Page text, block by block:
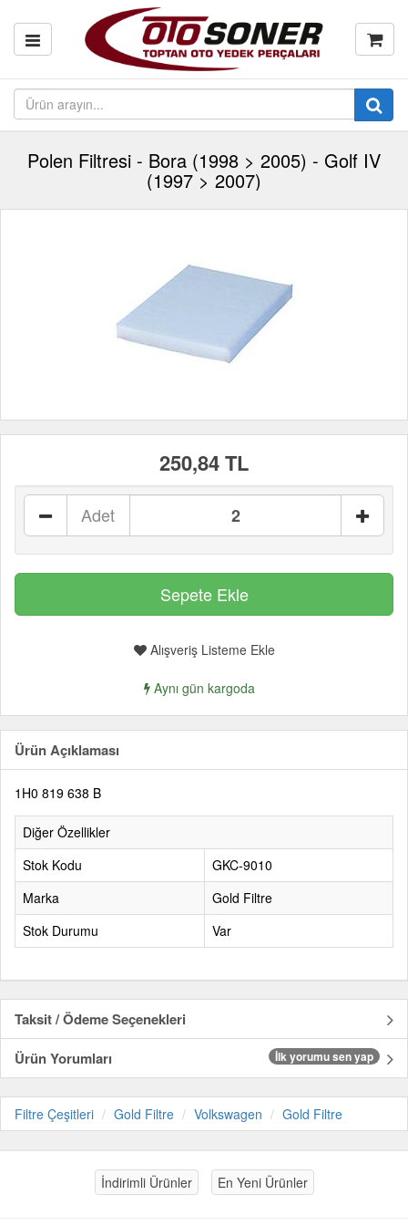
Polen Filtresi - Bora (1998 > 2005) - Golf IV
(1997 > 2007)
250,84 TL
Adet
Alışveriş Listeme Ekle
Aynı gün kargoda
Ürün Açıklaması
1H0 819 638 B
Diğer Özellikler
Stok Kodu
GKC-9010
Marka
Gold Filtre
Stok Durumu
Var
Taksit / Ödeme Seçenekleri
Ürün Yorumları
İlk yorumu sen yap
Filtre Çeşitleri Gold Filtre Volkswagen Gold Filtre
İndirimli Ürünler En Yeni Ürünler